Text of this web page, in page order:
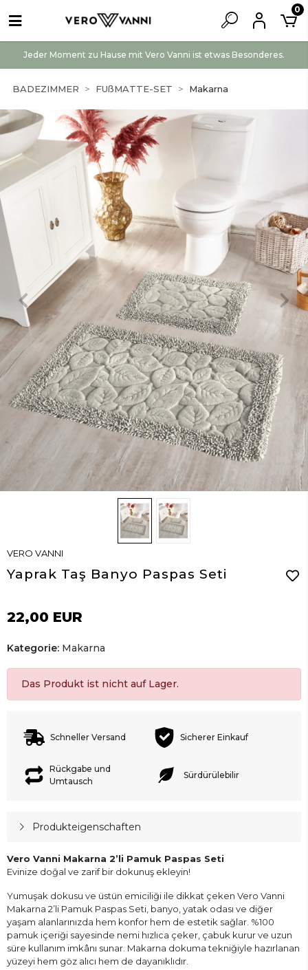
Jeder Moment zu Hause mit Vero Vanni ist etwas Besonderes.
0
BADEZIMMER FUßMATTE-SET Makarna
VERO VANNI
Yaprak Taş Banyo Paspas Seti
22,00 EUR
Kategorie: Makarna
Das Produkt ist nicht auf Lager.
Schneller Versand Sicherer Einkauf
Rückgabe und
Umtausch
Sürdürülebilir
Produkteigenschaften
Vero Vanni Makarna 2’li Pamuk Paspas Seti
Evinize doğal ve zarif bir dokunuş ekleyin!
Yumuşak dokusu ve üstün emiciliği ile dikkat çeken Vero Vanni
Makarna 2’li Pamuk Paspas Seti, banyo, yatak odası ve diğer
yaşam alanlarınızda hem konfor hem de estetik sağlar. %100
pamuk içeriği sayesinde nemi hızlıca çeker, çabuk kurur ve uzun
süre kullanım imkânı sunar. Makarna dokuma tekniğiyle hazırlanan
yüzeyi hem göz alıcı hem de dayanıklıdır.